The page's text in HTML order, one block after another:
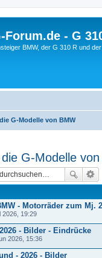
Forum.de - G
BMW, der G 310 R und
G-Modelle von BMW
G-Modelle
- Motorräder zum Mj.
2026, 19:29
- Bilder - Eindrücke
2026, 15:36
- 2026 - Bilder